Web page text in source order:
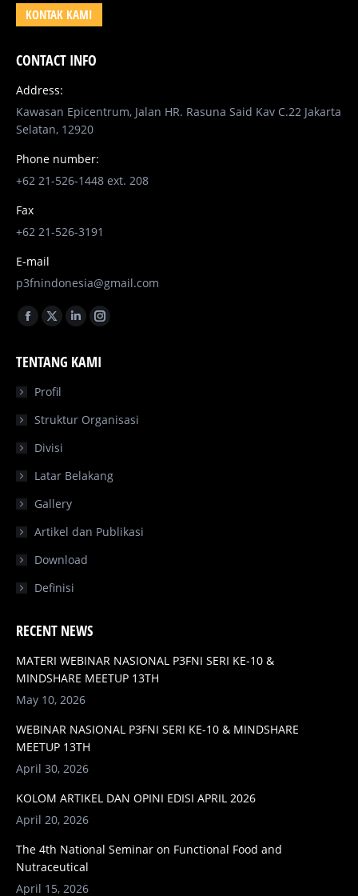
KONTAK KAMI
CONTACT INFO
Address:
Kawasan Epicentrum, Jalan HR. Rasuna Said Kav C.22 Jakarta
Selatan, 12920
Phone number:
+62 21-526-1448 ext. 208
Fax
+62 21-526-3191
E-mail
p3fnindonesia@gmail.com
Find us on:
Facebook
opens
in
window
X
opens
in
window
Linkedin
opens
window
Instagram
opens
window
TENTANG KAMI
Profil
Struktur Organisasi
Divisi
Latar Belakang
Gallery
Artikel dan Publikasi
Download
Definisi
RECENT NEWS
MATERI WEBINAR NASIONAL P3FNI SERI KE-10 &
MINDSHARE MEETUP 13TH
May 10, 2026
WEBINAR NASIONAL P3FNI SERI KE-10 & MINDSHARE
MEETUP 13TH
April 30, 2026
KOLOM ARTIKEL DAN OPINI EDISI APRIL 2026
April 20, 2026
The 4th National Seminar on Functional Food and
Nutraceutical
April 15, 2026